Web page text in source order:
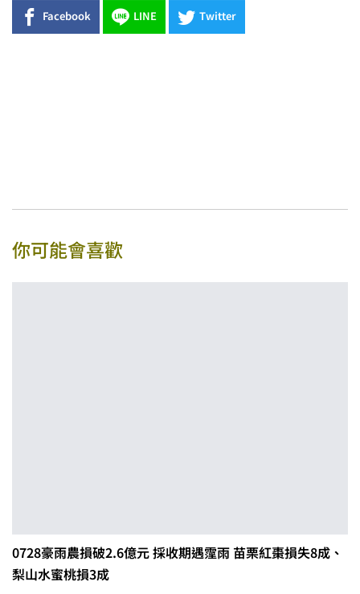
Facebook LINE Twitter
你可能會喜歡
0728豪雨農損破2.6億元 採收期遇霪雨 苗栗紅棗損失8成、
梨山水蜜桃損3成